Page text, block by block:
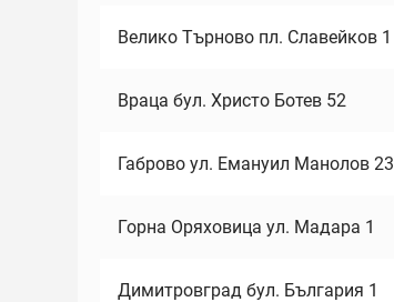
Велико Търново пл. Славейков 1
Враца бул. Христо Ботев 52
Габрово ул. Емануил Манолов 23
Горна Оряховица ул. Мадара 1
Димитровград бул. България 1